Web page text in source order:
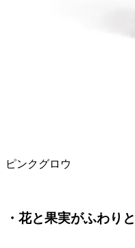
ピンクグロウ
・花と果実がふわり